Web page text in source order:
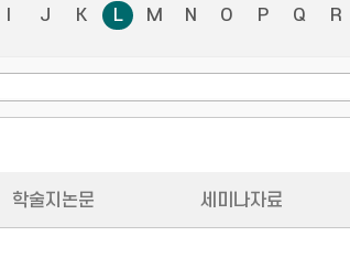
J K L M N O P Q R
학술지논문 세미나자료